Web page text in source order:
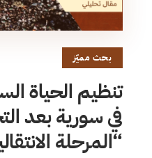
بحث مميّز
تنظيم الحياة
في سورية بعد
“المرحلة